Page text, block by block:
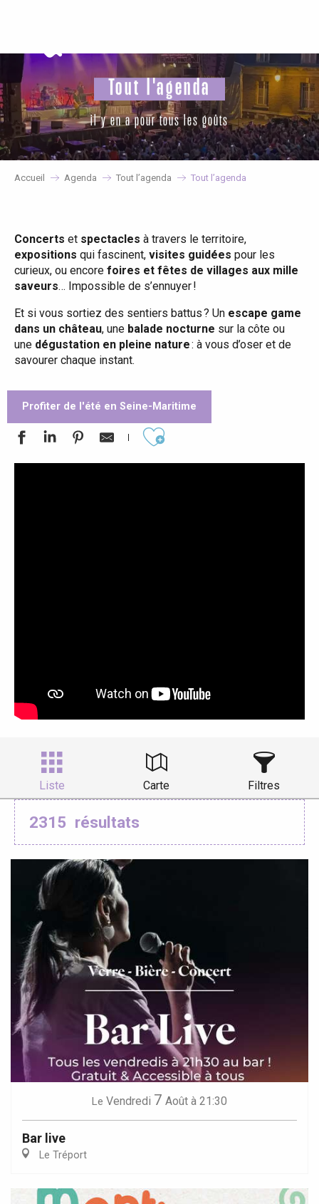
principal
Tout l'agenda
il y en a pour tous les goûts
Accueil Agenda Tout l’agenda Tout l’agenda
Concerts et spectacles à travers le territoire,
expositions qui fascinent, visites guidées pour les
curieux, ou encore foires et fêtes de villages aux mille
saveurs… Impossible de s’ennuyer !
Et si vous sortiez des sentiers battus ? Un escape game
dans un château, une balade nocturne sur la côte ou
une dégustation en pleine nature: à vous d’oser et de
savourer chaque instant.
Profiter de l'été en Seine-Maritime
Ajouter aux favoris
Liste Carte Filtres
2315 résultats
Le Vendredi 7 Août à 21:30
Bar live
Le Tréport